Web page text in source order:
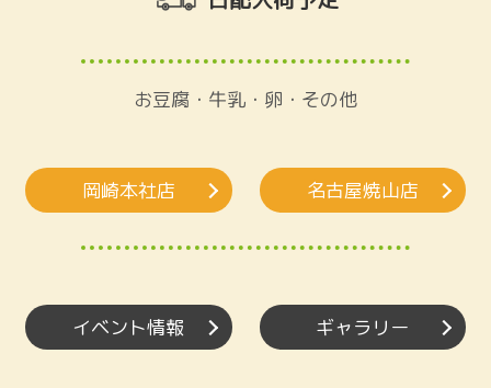
お豆腐・牛乳・卵・その他
岡崎本社店 名古屋焼山店
イベント情報 ギャラリー